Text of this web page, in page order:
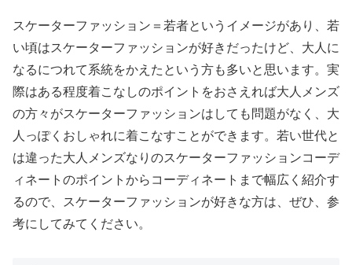
スケーターファッション＝若者というイメージがあり、若
い頃はスケーターファッションが好きだったけど、大人に
なるにつれて系統をかえたという方も多いと思います。実
際はある程度着こなしのポイントをおさえれば大人メンズ
の方々がスケーターファッションはしても問題がなく、大
人っぽくおしゃれに着こなすことができます。若い世代と
は違った大人メンズなりのスケーターファッションコーデ
ィネートのポイントからコーディネートまで幅広く紹介す
るので、スケーターファッションが好きな方は、ぜひ、参
考にしてみてください。